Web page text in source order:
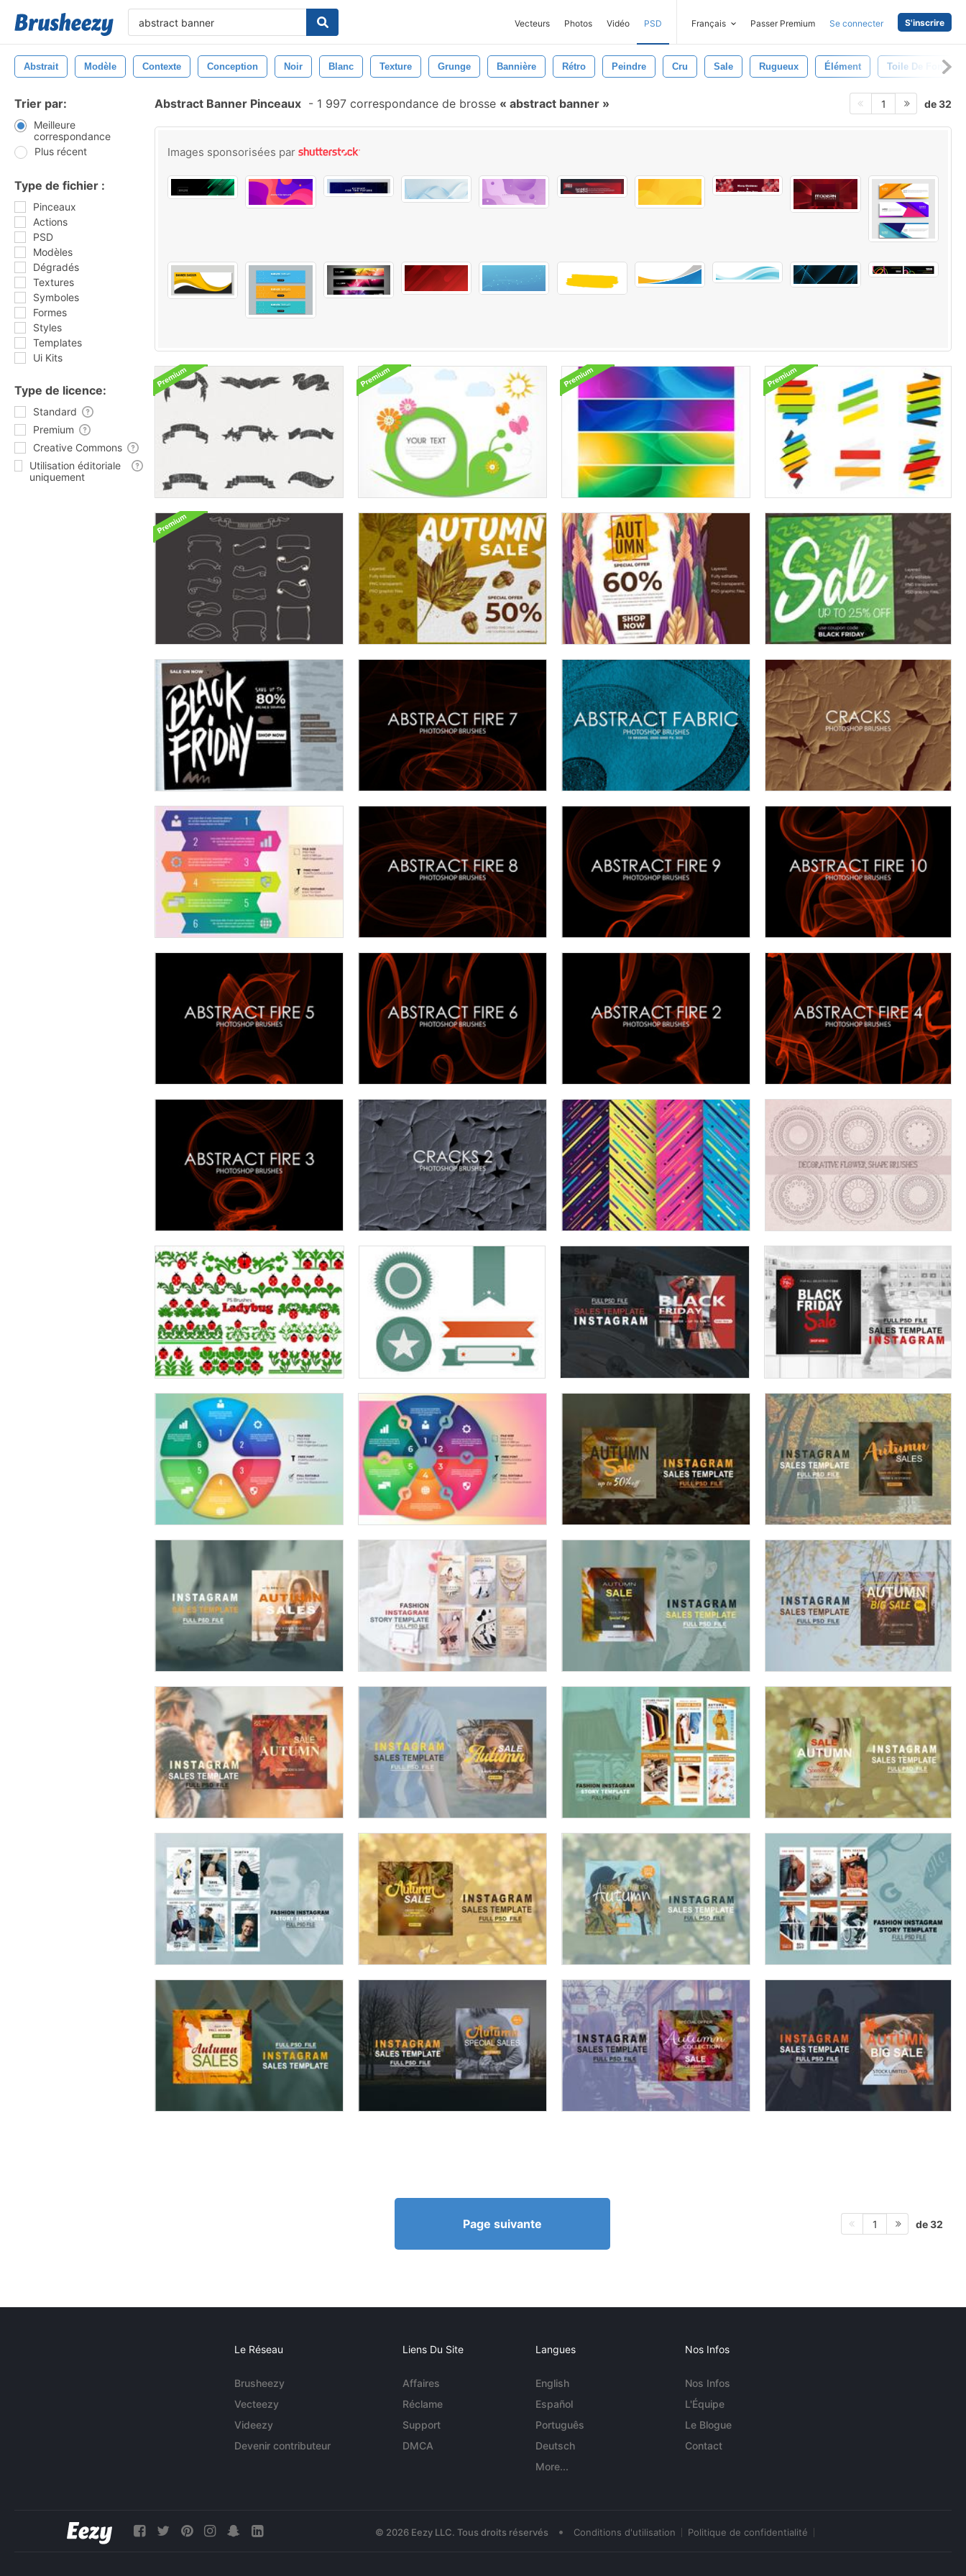
Vecteurs Photos Vidéo PSD Français Passer Premium Se connecter S'inscrire
Abstrait Modèle Contexte Conception Noir Blanc Texture Grunge Bannière Rétro Peindre Cru Sale Rugueux Élément Toile De Fond
Trier par:
Meilleure
correspondance
Plus récent
Type de fichier :
Pinceaux
Actions
PSD
Modèles
Dégradés
Textures
Symboles
Formes
Styles
Templates
Ui Kits
Type de licence:
Standard
Premium
Creative Commons
Utilisation éditoriale
uniquement
Abstract Banner Pinceaux - 1 997 correspondance de brosse abstract banner 1 de 32
Images sponsorisées par
Page suivante 1 de 32
Le Réseau
Brusheezy
Vecteezy
Videezy
Devenir contributeur
Liens Du Site
Affaires
Réclame
Support
DMCA
Langues
English
Español
Português
Deutsch
More...
Nos Infos
Nos Infos
L'Équipe
Le Blogue
Contact
© 2026 Eezy LLC. Tous droits réservés • Conditions d'utilisation Politique de confidentialité